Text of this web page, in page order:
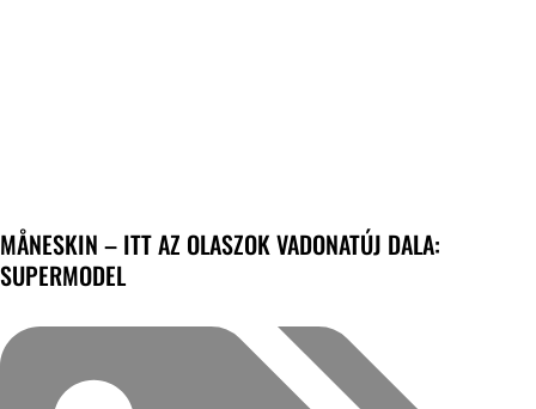
MÅNESKIN – ITT AZ OLASZOK VADONATÚJ DALA:
SUPERMODEL